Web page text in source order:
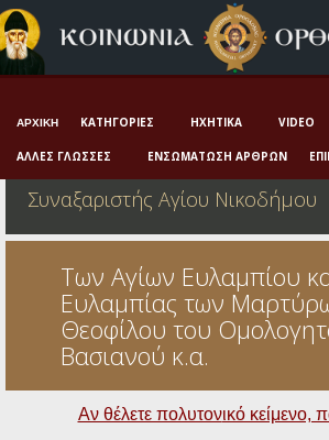
Αρχική
Πνευματική ζωή
Λατρεία και προσευχή
Πατερικό ανθολόγιο
Αγιολόγιο – Εορτολόγιο
Γέροντες
Η πίστη στην εποχή μας
Ορθόδοξο προσκυνητάριο
ΑΡΧΙΚΉ ΚΑΤΗΓΟΡΊΕΣ ΗΧΗΤΙΚΆ VIDEO
ΆΛΛΕΣ ΓΛΏΣΣΕΣ ΕΝΣΩΜΆΤΩΣΗ ΆΡΘΡΩΝ
Συναξαριστής Αγίου Νικοδήμου
Των Αγίων Ευλαμπίου
Ευλαμπίας των
Θεοφίλου του
Βασιανού κ.α.
Αν θέλετε πολυτονικό κείμενο,